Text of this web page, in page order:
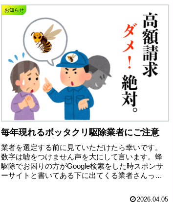
お知らせ
毎年現れるボッタクリ駆除業者にご注意
業者を選定する前に見ていただけたら幸いです。
数字は嘘をつけません声を大にして言います。蜂
駆除でお困りの方がGoogle検索をした時スポンサ
ーサイトと書いてある下に出てくる業者さんって
2026.04.05